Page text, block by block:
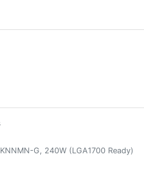
G, 240W (LGA1700 Ready)